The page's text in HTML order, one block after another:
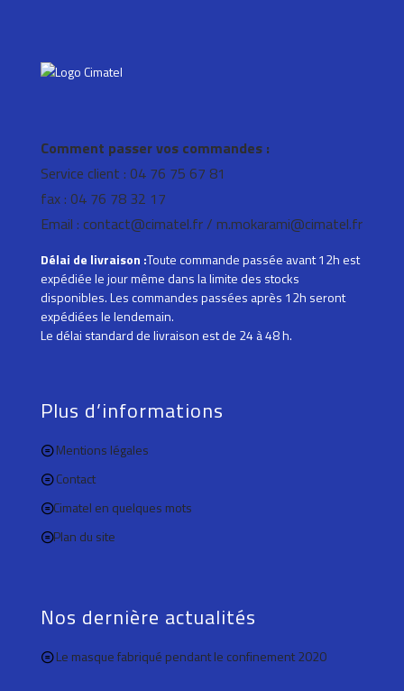
Comment passer vos commandes :
Service client : 04 76 75 67 81
fax : 04 76 78 32 17
Email : contact@cimatel.fr / m.mokarami@cimatel.fr
Délai de livraison :Toute commande passée avant 12h est
expédiée le jour même dans la limite des stocks
disponibles. Les commandes passées après 12h seront
expédiées le lendemain.
Le délai standard de livraison est de 24 à 48 h.
Plus d’informations
Mentions légales
Contact
Cimatel en quelques mots
Plan du site
Nos dernière actualités
Le masque fabriqué pendant le confinement 2020